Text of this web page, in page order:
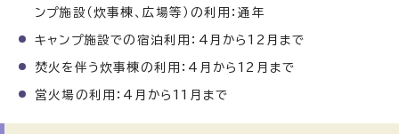
ンプ施設（炊事棟、広場等）の利用：通年
キャンプ施設での宿泊利用：4月から12月まで
焚火を伴う炊事棟の利用：4月から12月まで
営火場の利用：4月から11月まで